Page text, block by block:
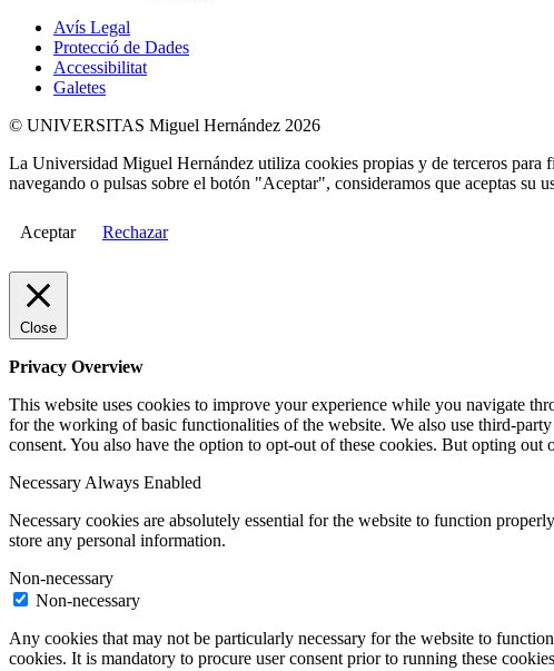
Avís Legal
Protecció de Dades
Accessibilitat
Galetes
© UNIVERSITAS Miguel Hernández 2026
La Universidad Miguel Hernández utiliza cookies propias y de terceros para
navegando o pulsas sobre el botón "Aceptar", consideramos que aceptas su
Aceptar Rechazar
Close
Privacy Overview
This website uses cookies to improve your experience while you navigate
for the working of basic functionalities of the website. We also use third-
consent. You also have the option to opt-out of these cookies. But opting
Necessary Always Enabled
Necessary cookies are absolutely essential for the website to function
store any personal information.
Non-necessary
Non-necessary
Any cookies that may not be particularly necessary for the website to
cookies. It is mandatory to procure user consent prior to running these